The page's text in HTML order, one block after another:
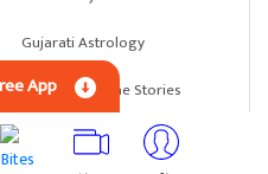
Gujarati Astrology
Gujarati Crime Stories
App